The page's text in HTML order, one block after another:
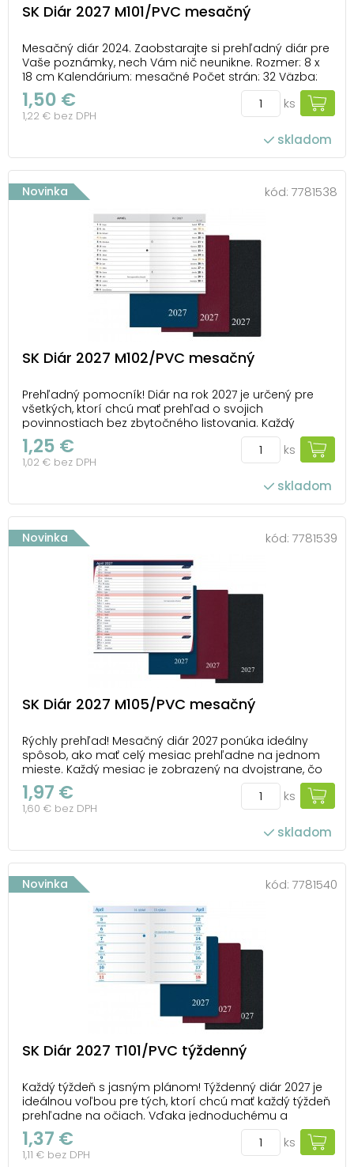
SK Diár 2027 M101/PVC mesačný
Mesačný diár 2024. Zaobstarajte si prehľadný diár pre
Vaše poznámky, nech Vám nič neunikne. Rozmer: 8 x
18 cm Kalendárium: mesačné Počet strán: 32 Väzba:
zošitová V1 V diári nájdete: - plánovací kalendár -
abecedný zoznam mien - strana pre poznámky -
mapa SR - menné kalendárium - č...
1,50 €
1,22 € bez DPH
ks
skladom
Novinka kód: 7781538
SK Diár 2027 M102/PVC mesačný
Prehľadný pomocník! Diár na rok 2027 je určený pre
všetkých, ktorí chcú mať prehľad o svojich
povinnostiach bez zbytočného listovania. Každý
mesiac je prehľadne rozvrhnutý na dvojstrane
vrátane menín, sviatkov a dôležitých dní. Všetko
podstatné máte na očiach. Kompaktné rozmery a
1,25 €
1,02 € bez DPH
ks
skladom
Novinka kód: 7781539
SK Diár 2027 M105/PVC mesačný
Rýchly prehľad! Mesačný diár 2027 ponúka ideálny
spôsob, ako mať celý mesiac prehľadne na jednom
mieste. Každý mesiac je zobrazený na dvojstrane, čo
umožňuje rýchly prehľad a dostatok priestoru na
zápisky, úlohy a poznámky. PVC obal v praktických
farbách (modrá, červená, čierna) zabezpečuje d...
1,97 €
1,60 € bez DPH
ks
skladom
Novinka kód: 7781540
SK Diár 2027 T101/PVC týždenný
Každý týždeň s jasným plánom! Týždenný diár 2027 je
ideálnou voľbou pre tých, ktorí chcú mať každý týždeň
prehľadne na očiach. Vďaka jednoduchému a
efektívnemu rozloženiu máte dostatok priestoru na
plánovanie pracovných úloh, stretnutí aj osobných
aktivít. PVC obálka je odolná a praktická. Vďa...
1,37 €
1,11 € bez DPH
ks